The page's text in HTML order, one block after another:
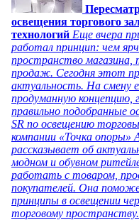
освещения торгового
технологий Еще вчера
работал принцип: чем
пространство магазина,
продаж. Сегодня этот
актуальность. На смену
продуманную концепцию,
правильно подобранные
SR по освещению
компании «Точка опоры»
рассказывает об
модном и обувном
работать с товаром,
покупателей. Она
принципы в освещении
торговому пространству.